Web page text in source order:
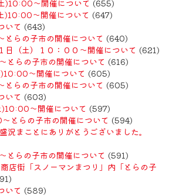
)10:00～開催について (655)
)10:00～開催について (647)
いて (643)
らの子市の開催について (640)
日（土）１０：００～開催について (621)
らの子市の開催について (616)
)10:00～開催について (605)
らの子市の開催について (605)
いて (603)
)10:00～開催について (597)
とらの子市の開催について (594)
況まことにありがとうございました。
らの子市の開催について (591)
店街「スノーマンまつり」内「とらの子
いて (589)